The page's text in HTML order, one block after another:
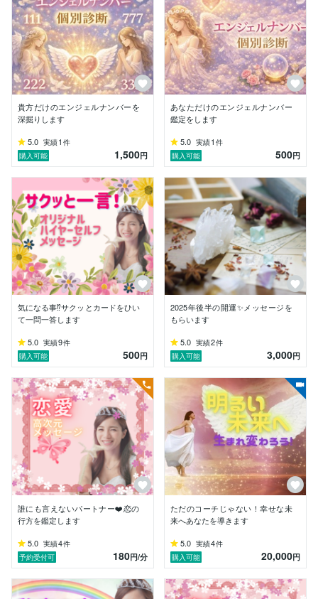
心に寄り添うカードリーディングを中心に、
・魂の設計図
・感覚の言語化
・未来の方向性の調律
など、
ひとりひとりの“本来の光”が
輝きやすい状態へ導くサポートをしています。
お悩みの根本は、
思考よりも先に“心”がしんどくなり、
行動が停滞してしまう…。
そんな時こそ、羽根のように優しく、
光のようにあたたかく、
あなたの心に寄り添います。
カードは、
未来を決めつけるものではなく、
本質へ導く“道しるべ”。
答えはすでにあなたの中にあり、
それに気づくための
わたしの役目です。
決して遠い存在ではありません。
わたしたちの中に息づく
優しさ・強さ・愛の象徴。
わたし自身、
看護の現場や子育てを通して、
心の痛み・自己否定・未来への不安と
向き合う人たちを近くで見てきました。
「どうしたら笑顔を守れるのだろう？」
カードと魂の言語化・在り方の学びが繋がり、
「心の羽根を取り戻すお手伝い」が
使命だと確信しました。
貴方だけのエンジェルナンバーを
深掘りします
5.0 実績1 件
購入可能
1,500円
あなただけのエンジェルナンバー
鑑定をします
5.0 実績1 件
購入可能
500円
気になる事⁉️サクッとカードをひい
て一問一答します
5.0 実績9件
購入可能
500円
2025年後半の開運✨メッセージを
もらいます
5.0 実績2件
購入可能
3,000円
誰にも言えないパートナー❤️恋の
行方を鑑定します
5.0 実績4件
予約受付可
180円/分
ただのコーチじゃない！幸せな未
来へあなたを導きます
5.0 実績4件
購入可能
20,000円